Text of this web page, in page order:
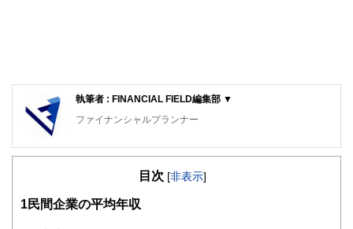
執筆者 : FINANCIAL FIELD編集部 ▼
ファイナンシャルプランナー
FinancialField編集部は、金融、経済に関する記事を、日々
知識がない方でも理解できるようわかりやすく発信していま
目次 [非表示]
1 民間企業の平均年収